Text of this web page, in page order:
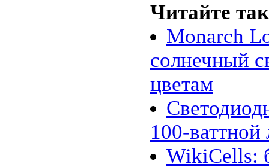
Читайте
Monarch
солнечный
цветам
100-
WikiCells: